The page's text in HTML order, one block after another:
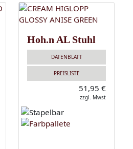
Hoh.n AL Stuhl
DATENBLATT
PREISLISTE
51,95 €
zzgl. Mwst